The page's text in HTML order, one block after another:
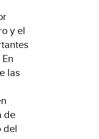
y el
las
de
del